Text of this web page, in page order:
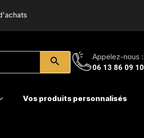
search Appelez-nous :
06 13 86 09 10
Vos produits personnalisés